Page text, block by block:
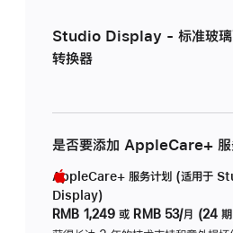
Studio Display - 标准玻璃
转换器
是否要添加 AppleCare+ 服
AppleCare+ 服务计划 (适用于
Display)
RMB 1,249 或 RMB 53/月 (24